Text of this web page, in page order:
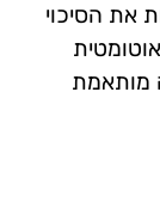
את הסיכוי
מותאמת